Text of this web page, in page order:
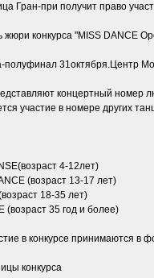
Гран-при получит право
жюри конкурса "MISS DANCE
полуфинал 31октября.Центр
концертный номер
участие в номере других
4-12лет)
(возраст 13-17 лет)
18-35 лет)
(возраст 35 год и более)
в конкурсе принимаются в
конкурса